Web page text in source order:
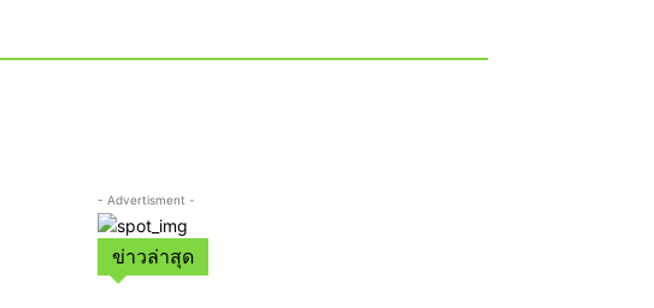
- Advertisment -
ข่าวล่าสุด